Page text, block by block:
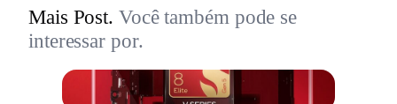
Mais Post. Você também pode se
interessar por.